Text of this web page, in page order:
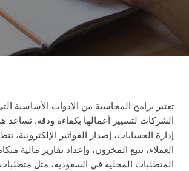
تعتبر برامج المحاسبة من الأدوات الأساسية
الشركات لتسيير أعمالها بكفاءة ودقة. تساعد
إدارة الحسابات، إصدار الفواتير الإلكترونية،
العملاء، تتبع المخزون، وإعداد تقارير مالية
المتطلبات المحلية في السعودية، مثل متطلبات